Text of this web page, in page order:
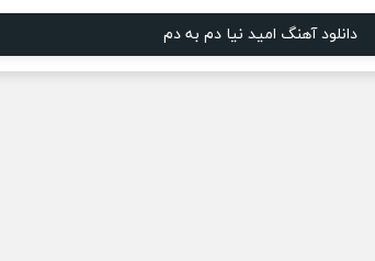
دانلود آهنگ امید نیا دم به دم